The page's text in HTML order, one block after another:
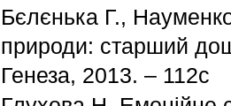
Бєлєнька Г.,
природи: старший
Генеза, 2013. – 112с